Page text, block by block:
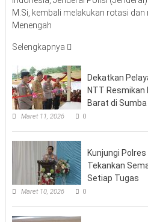
M.Si, kembali melakukan rotasi
Menengah
Selengkapnya
Dekatkan
NTT Resmikan
Barat di
Maret 11, 2026 0
Kunjungi
Tekankan
Setiap Tugas
Maret 10, 2026 0